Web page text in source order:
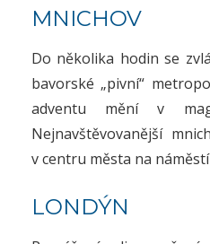
MNICHOV
Do několika hodin se
bavorské „pivní“
adventu mění v
Nejnavštěvovanější
v centru města na
LONDÝN